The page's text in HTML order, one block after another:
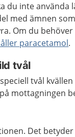
du inte använda
med ämnen
Om du
paracetamol.
tvål
tvål
mottagningen
Det